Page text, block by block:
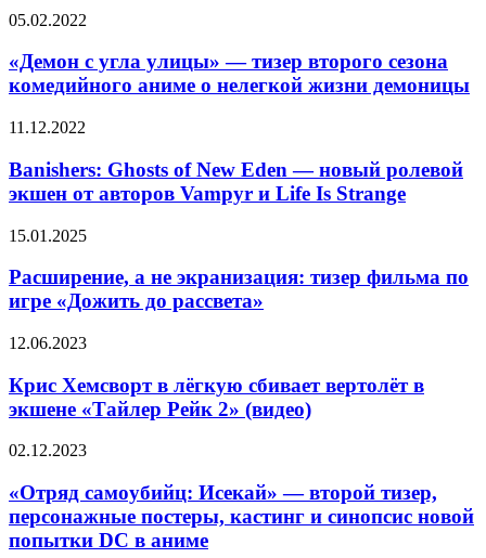
Ольгой
в
трейлере
шпионского
триллера
Netflix
«Демон
угла
улицы»
—
второго
комедийного
аниме
нелегкой
демоницы
05.02.2022
«Демон с угла улицы» — тизер второго сезона
комедийного аниме о нелегкой жизни демоницы
Banishers:
of
New
Eden
новый
экшен
от
Vampyr
Life
Is Strange
11.12.2022
Banishers: Ghosts of New Eden — новый ролевой
экшен от авторов Vampyr и Life Is Strange
Расширение,
не
экранизация:
тизер
по
«Дожить
до рассвета»
15.01.2025
Расширение, а не экранизация: тизер фильма по
игре «Дожить до рассвета»
Крис
в
лёгкую
сбивает
в
«Тайлер
Рейк
2»
12.06.2023
Крис Хемсворт в лёгкую сбивает вертолёт в
экшене «Тайлер Рейк 2» (видео)
«Oтpяд
Иceкaй»
—
второй
тизер,
02.12.2023
«Oтpяд caмoyбийц: Иceкaй» — второй тизер,
персонажные постеры, кастинг и синопсис новой
попытки DC в аниме